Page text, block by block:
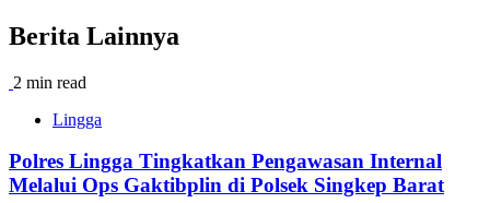
Berita Lainnya
2 min read
Lingga
Polres Lingga Tingkatkan Pengawasan Internal
Melalui Ops Gaktibplin di Polsek Singkep Barat